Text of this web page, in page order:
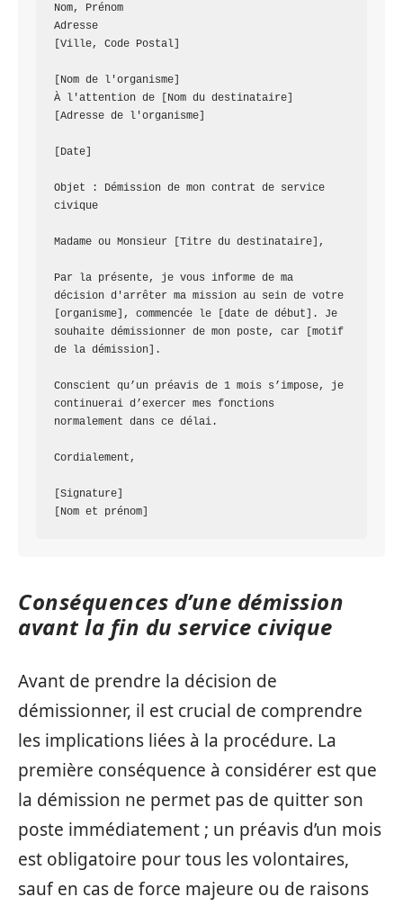
Nom, Prénom
Adresse
[Ville, Code Postal]
[Nom de l'organisme]
À l'attention de [Nom du destinataire]
[Adresse de l'organisme]
[Date]
Objet : Démission de mon contrat de service
civique
Madame ou Monsieur [Titre du destinataire],
Par la présente, je vous informe de ma
décision d'arrêter ma mission au sein de votre
[organisme], commencée le [date de début]. Je
souhaite démissionner de mon poste, car [motif
de la démission].
Conscient qu’un préavis de 1 mois s’impose, je
continuerai d’exercer mes fonctions
normalement dans ce délai.
Cordialement,
[Signature]
Conséquences d’une démission
avant la fin du service civique
Avant de prendre la décision de
démissionner, il est crucial de comprendre
les implications liées à la procédure. La
première conséquence à considérer est que
la démission ne permet pas de quitter son
poste immédiatement ; un préavis d’un mois
est obligatoire pour tous les volontaires,
sauf en cas de force majeure ou de raisons